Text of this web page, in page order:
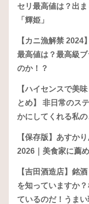
セリ最高値は？出
「輝姫」
【カニ漁解禁 2024
最高値は？最高級
のか！？
【ハイセンスで美
とめ】 非日常のス
かにしてくれる私
【保存版】あすか
2026｜美食家に薦
【吉田酒造店】銘
を知っていますか
ているのだ！うまい